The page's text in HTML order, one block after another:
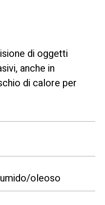
di oggetti
anche in
di calore per
oleoso